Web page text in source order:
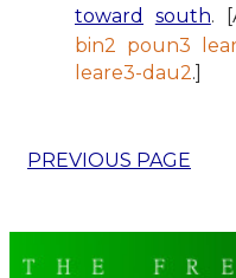
toward
south.
bin2 poun3
leare3-dau2.]
PREVIOUS PAGE